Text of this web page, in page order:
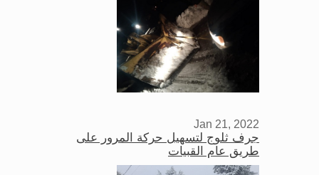
Jan 21, 2022
جرف ثلوج لتسهيل حركة المرور على
طريق عام القبيات